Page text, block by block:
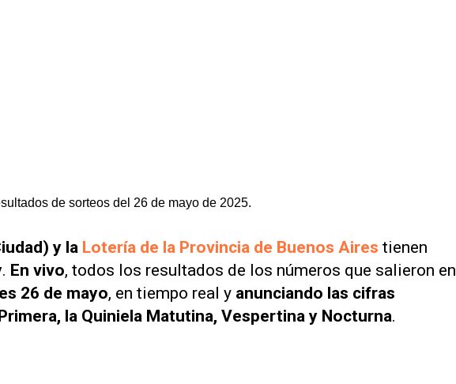
de sorteos del 26 de mayo de 2025.
y la Lotería de la Provincia de Buenos Aires tienen
. En vivo, todos los resultados de los números que salieron en
26 de mayo, en tiempo real y anunciando las cifras
la Quiniela Matutina, Vespertina y Nocturna.